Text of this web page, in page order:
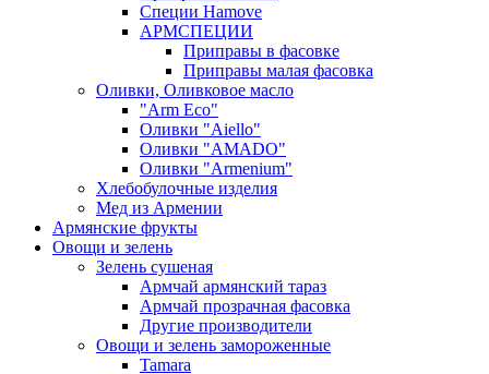
Специи Hamove
АРМСПЕЦИИ
Приправы в фасовке
Приправы малая фасовка
Оливки, Оливковое масло
"Arm Eco"
Оливки "Aiello"
Оливки "AMADO"
Оливки "Armenium"
Хлебобулочные изделия
Мед из Армении
Армянские фрукты
Овощи и зелень
Зелень сушеная
Армчай армянский тараз
Армчай прозрачная фасовка
Другие производители
Овощи и зелень замороженные
Tamara